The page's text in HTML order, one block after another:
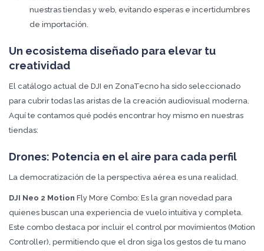
nuestras tiendas y web, evitando esperas e incertidumbres
de importación.
Un ecosistema diseñado para elevar tu
creatividad
El catálogo actual de DJI en ZonaTecno ha sido seleccionado
para cubrir todas las aristas de la creación audiovisual moderna.
Aquí te contamos qué podés encontrar hoy mismo en nuestras
tiendas:
Drones: Potencia en el aire para cada perfil
La democratización de la perspectiva aérea es una realidad.
DJI Neo 2 Motion Fly More Combo: Es la gran novedad para
quienes buscan una experiencia de vuelo intuitiva y completa.
Este combo destaca por incluir el control por movimientos (Motion
Controller), permitiendo que el dron siga los gestos de tu mano